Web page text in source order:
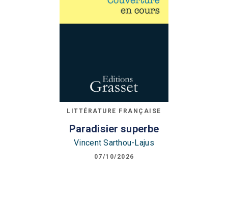
LITTÉRATURE FRANÇAISE
Paradisier superbe
Vincent Sarthou-Lajus
07/10/2026